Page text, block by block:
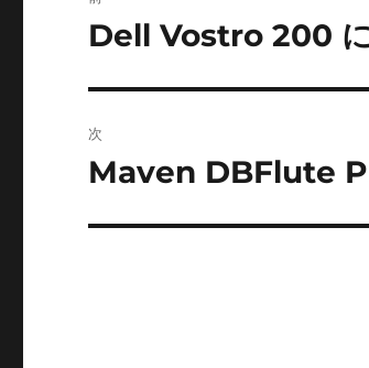
稿
ゲ
前
投
稿:
Dell Vostro 200
次
次
投
Maven DBFlute